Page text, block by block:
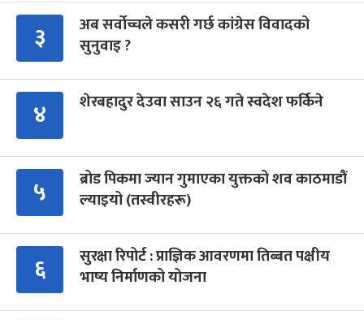
३
अब सर्वोच्चले कसरी गर्छ कांग्रेस विवादको
सुनुवाइ ?
४ शेरबहादुर देउवा साउन २६ गते स्वदेश फर्किने
५
ब्रोड पिकमा ज्यान गुमाएका युक्तको शव काठमाडौं
ल्याइयो (तस्वीरहरू)
६
सुरक्षा रिपोर्ट : प्राज्ञिक आवरणमा तिब्बत पक्षीय
भाष्य निर्माणको योजना